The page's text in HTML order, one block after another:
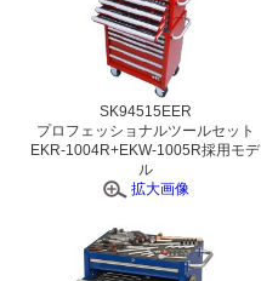
SK94515EER
プロフェッショナルツールセット
EKR-1004R+EKW-1005R採用モデ
ル
拡大画像